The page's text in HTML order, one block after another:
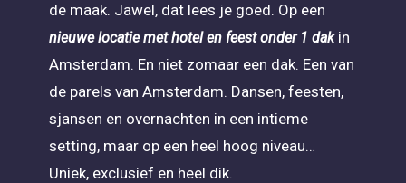
de maak. Jawel, dat lees je goed. Op een
nieuwe locatie met hotel en feest onder 1 dakin
Amsterdam. En niet zomaar een dak. Een van
de parels van Amsterdam. Dansen, feesten,
sjansen en overnachten in een intieme
setting, maar op een heel hoog niveau…
Uniek, exclusief en heel dik.